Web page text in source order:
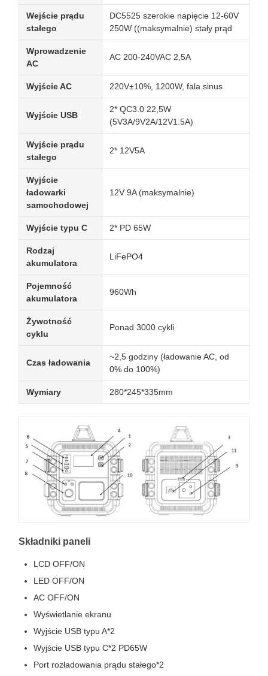
Wejście prądu
stałego
DC5525 szerokie napięcie 12-60V
250W ((maksymalnie) stały prąd
Wprowadzenie
AC
AC 200-240VAC 2,5A
Wyjście AC 220V±10%, 1200W, fala sinus
Wyjście USB
2* QC3.0 22,5W
(5V3A/9V2A/12V1.5A)
Wyjście prądu
stałego
2* 12V5A
Wyjście
ładowarki
samochodowej
12V 9A (maksymalnie)
Wyjście typu C 2* PD 65W
Rodzaj
akumulatora
LiFePO4
Pojemność
akumulatora
960Wh
Żywotność
cyklu
Ponad 3000 cykli
Czas ładowania
~2,5 godziny (ładowanie AC, od
0% do 100%)
Wymiary 280*245*335mm
Składniki paneli
LCD OFF/ON
LED OFF/ON
AC OFF/ON
Wyświetlanie ekranu
Wyjście USB typu A*2
Wyjście USB typu C*2 PD65W
Port rozładowania prądu stałego*2